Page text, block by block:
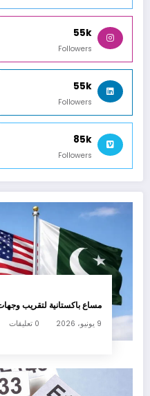
55k
Followers
55k
Followers
85k
Followers
مساع باكستانية لتقريب
9 يونيو، 2026 0 تعليقات